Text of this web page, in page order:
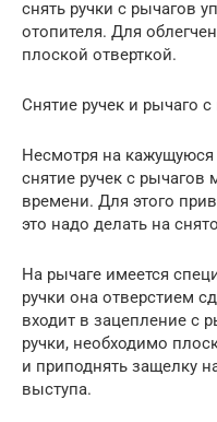
снять ручки с рычагов
отопителя. Для
плоской отверткой.
Снятие ручек и рычаго
Несмотря на кажущуюся
снятие ручек с рычагов
времени. Для этого
это надо делать на
На рычаге имеется
ручки она отверстием
входит в зацепление с
ручки, необходимо
и приподнять защелку
выступа.